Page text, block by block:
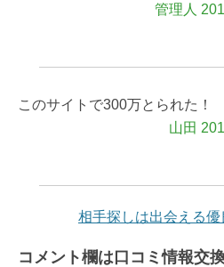
管理人
このサイトで300万とられた！
山田
相手探しは出会える
コメント欄は口コミ情報交